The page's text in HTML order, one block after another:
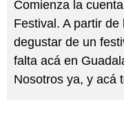
Comienza la
Festival. A partir
degustar de un
falta acá en
Nosotros ya, y acá